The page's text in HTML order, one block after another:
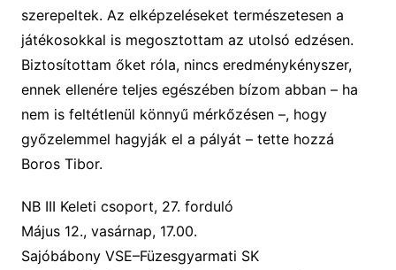
szerepeltek. Az elképzeléseket természetesen a
játékosokkal is megosztottam az utolsó edzésen.
Biztosítottam őket róla, nincs eredménykényszer,
ennek ellenére teljes egészében bízom abban –ha
nem is feltétlenül könnyű mérkőzésen –, hogy
győzelemmel hagyják el a pályát – tette hozzá
Boros Tibor.
NB III Keleti csoport, 27. forduló
Május 12., vasárnap, 17.00.
Sajóbábony VSE–Füzesgyarmati SK